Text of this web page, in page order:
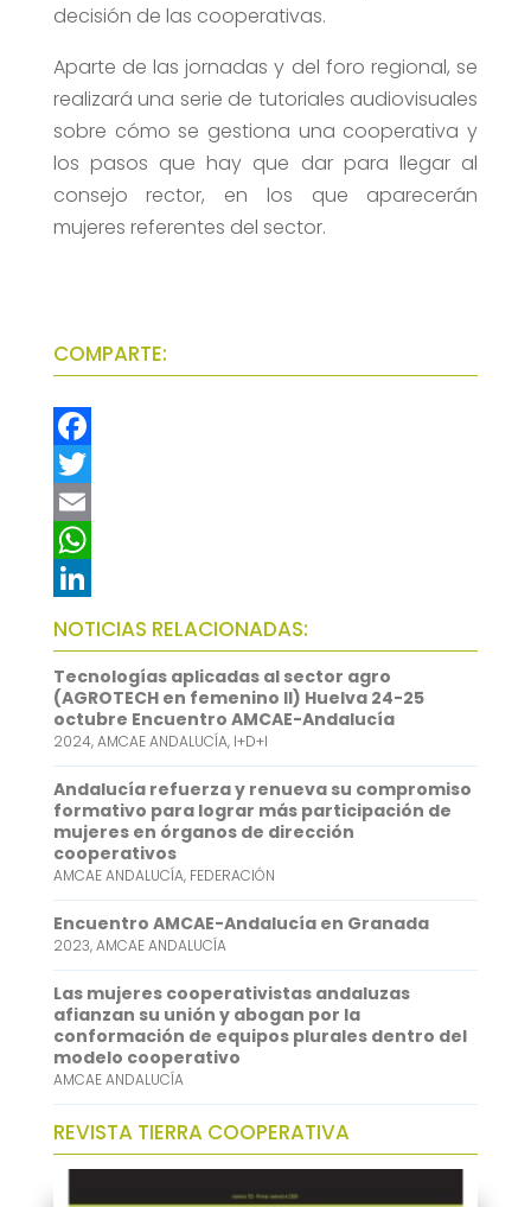
decisión de las cooperativas.
Aparte de las jornadas y del foro regional, se
realizará una serie de tutoriales audiovisuales
sobre cómo se gestiona una cooperativa y
los pasos que hay que dar para llegar al
consejo rector, en los que aparecerán
mujeres referentes del sector.
COMPARTE:
F
a
c
e
b
o
o
k
T
w
t
t
e
r
E
m
a
i
l
W
h
a
t
s
A
p
p
L
i
n
k
e
d
I
n
NOTICIAS RELACIONADAS:
Tecnologías aplicadas al sector agro
(AGROTECH en femenino II) Huelva 24-25
octubre Encuentro AMCAE-Andalucía
2024,AMCAE ANDALUCÍA, I+D+I
Andalucía refuerza y renueva su compromiso
formativo para lograr más participación de
mujeres en órganos de dirección
cooperativos
AMCAE ANDALUCÍA, FEDERACIÓN
Encuentro AMCAE-Andalucía en Granada
2023,AMCAE ANDALUCÍA
Las mujeres cooperativistas andaluzas
afianzan su unión y abogan por la
conformación de equipos plurales dentro del
modelo cooperativo
AMCAE ANDALUCÍA
REVISTA TIERRA COOPERATIVA